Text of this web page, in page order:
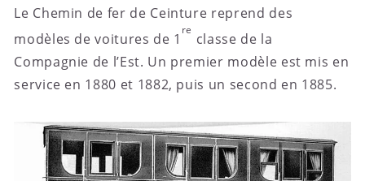
Le Chemin de fer de Ceinture reprend des
modèles de voitures de 1
re
classe de la
Compagnie de l’Est. Un premier modèle est mis en
service en 1880 et 1882, puis un second en 1885.